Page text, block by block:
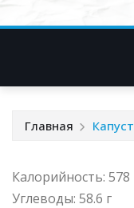
Главная
Калорийность: 578
Углеводы: 58.6 г